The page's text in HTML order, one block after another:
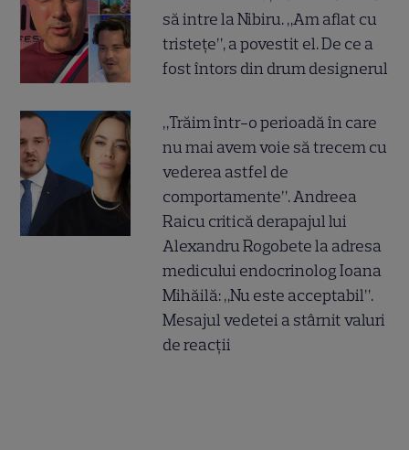
să intre la Nibiru. „Am aflat cu
tristețe”, a povestit el. De ce a
fost întors din drum designerul
„Trăim într-o perioadă în care
nu mai avem voie să trecem cu
vederea astfel de
comportamente”. Andreea
Raicu critică derapajul lui
Alexandru Rogobete la adresa
medicului endocrinolog Ioana
Mihăilă: „Nu este acceptabil”.
Mesajul vedetei a stârnit valuri
de reacții